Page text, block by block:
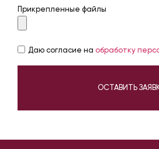
Прикрепленные файлы
Даю согласие на обработку
ОСТАВИТЬ